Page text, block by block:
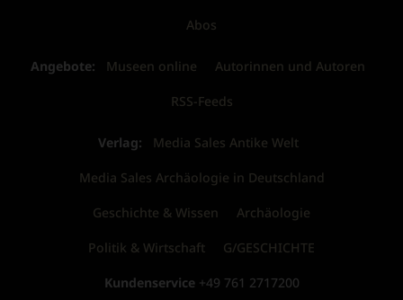
Abos
Angebote: Museen online Autorinnen und Autoren
RSS-Feeds
Verlag: Media Sales Antike Welt
Media Sales Archäologie in Deutschland
Geschichte & Wissen Archäologie
Politik & Wirtschaft G/GESCHICHTE
Kundenservice +49 761 2717200